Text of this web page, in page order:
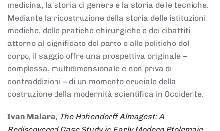
medicina, la storia di genere e la storia delle tecniche.
Mediante la ricostruzione della storia delle istituzioni
mediche, delle pratiche chirurgiche e dei dibattiti
attorno al significato del parto e alle politiche del
corpo, il saggio offre una prospettiva originale –
complessa, multidimensionale e non priva di
contraddizioni – di un momento cruciale della
costruzione della modernità scientifica in Occidente.
Ivan Malara, The Hohendorff Almagest: A